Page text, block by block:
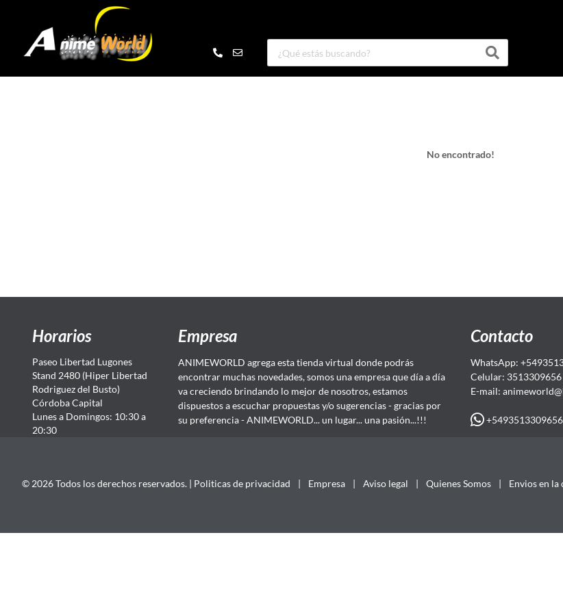
No encontrado!
Horarios
Paseo Libertad Lugones
Stand 2480 (Hiper Libertad
Rodriguez del Busto)
Córdoba Capital
Lunes a Domingos: 10:30 a
20:30
Empresa
ANIMEWORLD agrega esta tienda virtual donde podrás
encontrar muchas novedades, somos una empresa que día a día
va creciendo brindando lo mejor de nosotros, estamos
dispuestos a escuchar propuestas y/o sugerencias - gracias por
su preferencia - ANIMEWORLD... un lugar... una pasión...!!!
Contacto
WhatsApp:
Celular: 3513309656
E-mail: animeworld
+5493513309656
© 2026 Todos los derechos reservados. | Politicas de privacidad | Empresa | Aviso legal | Quienes Somos | Envios en